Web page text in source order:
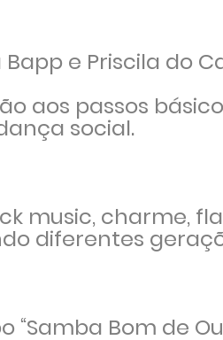
e Priscila do
aos passos
social.
music, charme,
diferentes
“Samba Bom de